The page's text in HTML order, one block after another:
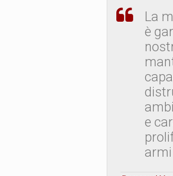
La
è
e